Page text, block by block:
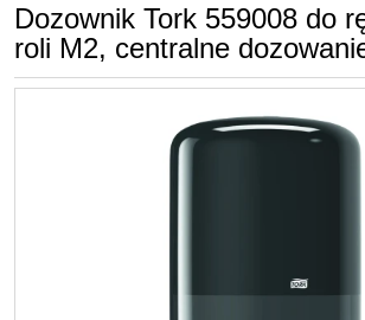
Dozownik Tork 559008 do
roli M2, centralne